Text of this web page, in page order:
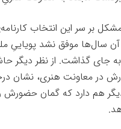
مشکل بر سر این انتخاب
آن سال‌ها موفق نشد پویاییِ
جای گذاشت. از نظر دیگر
در معاونت هنری، نشان
هم دارد که گمان